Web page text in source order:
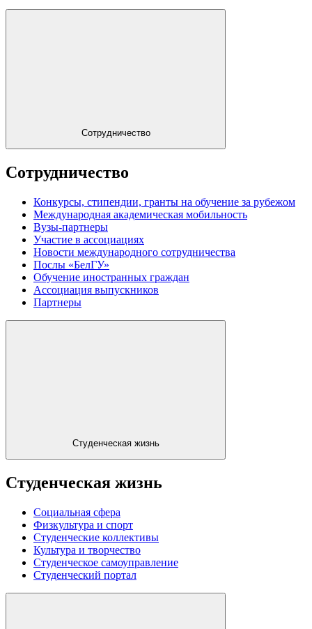
Сотрудничество
Сотрудничество
Конкурсы, стипендии, гранты на обучение за рубежом
Международная академическая мобильность
Вузы-партнеры
Участие в ассоциациях
Новости международного сотрудничества
Послы «БелГУ»
Обучение иностранных граждан
Ассоциация выпускников
Партнеры
Студенческая жизнь
Студенческая жизнь
Социальная сфера
Физкультура и спорт
Студенческие коллективы
Культура и творчество
Студенческое самоуправление
Студенческий портал